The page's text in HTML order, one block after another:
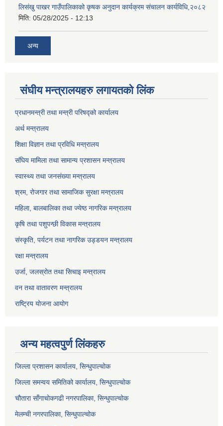
लिसंखु पाखर गाउँपालिकाको कृषक अनुदान कार्यक्रम संचालन कार्यविधि,२०८२
मिति: 05/28/2025 - 12:13
अन्य
संघीय मन्त्रालयहरु लगायतको लिंक
प्रधानमन्त्री तथा मन्त्री परिषद्को कार्यालय
अर्थ मन्त्रालय
शिक्षा विज्ञान तथा प्रविधि मन्त्रालय
संघिय मामिला तथा सामान्य प्रशासन मन्त्रालय
स्वास्थ्य तथा जनसंख्या मन्त्रालय
श्रम, रोजगार तथा सामाजिक सुरक्षा मन्त्रालय
महिला, बालबालिका तथा ज्येष्ठ नागरिक मन्त्रालय
कृषि तथा पशुपन्छी विकास मन्त्रालय
संस्कृति, पर्यटन तथा नागरिक उड्डयन मन्त्रालय
रक्षा मन्त्रालय
उर्जा, जलस्रोत तथा सिचाइ मन्त्रालय
वन तथा वातावरण मन्त्रालय
राष्ट्रिय योजना आयोग
अन्य महत्वपुर्ण लिंकहरु
जिल्ला प्रशासन कार्यालय, सिन्धुपाल्चोक
जिल्ला समन्वय समितिको कार्यालय, सिन्धुपाल्चोक
चौतारा साँगाचोकगढी नगरपालिका, सिन्धुपाल्चोक
मेलम्ची नगरपालिका, सिन्धुपाल्चोक